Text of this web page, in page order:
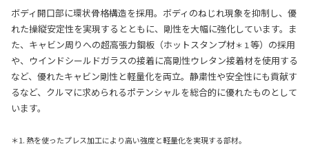
ボディ開口部に環状骨格構造を採用。ボディのねじれ現象を抑制し、優
れた操縦安定性を実現するとともに、剛性を大幅に強化しています。ま
た、キャビン周りへの超高張力鋼板（ホットスタンプ材＊１ 等）の採用
や、ウインドシールドガラスの接着に高剛性ウレタン接着材を使用する
など、優れたキャビン剛性と軽量化を両立。静粛性や安全性にも貢献す
るなど、クルマに求められるポテンシャルを総合的に優れたものとして
います。
＊1. 熱を使ったプレス加工により高い強度と軽量化を実現する部材。